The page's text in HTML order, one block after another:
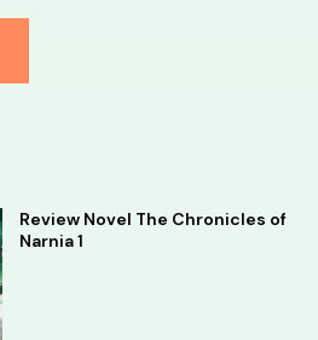
Review Novel The Chronicles of
Narnia 1